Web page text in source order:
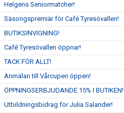
Helgens Seniormatcher!
Säsongspremiär för Café Tyresövallen!
BUTIKSINVIGNING!
Café Tyresövallen öppnar!
TACK FÖR ALLT!
Anmälan till Vårcupen öppen!
ÖPPNINGSERBJUDANDE 15% I BUTIKEN!
Utbildningsbidrag för Julia Salander!